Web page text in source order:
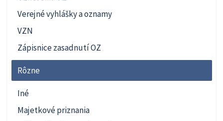
Verejné vyhlášky a oznamy
VZN
Zápisnice zasadnutí OZ
Rôzne
Iné
Majetkové priznania